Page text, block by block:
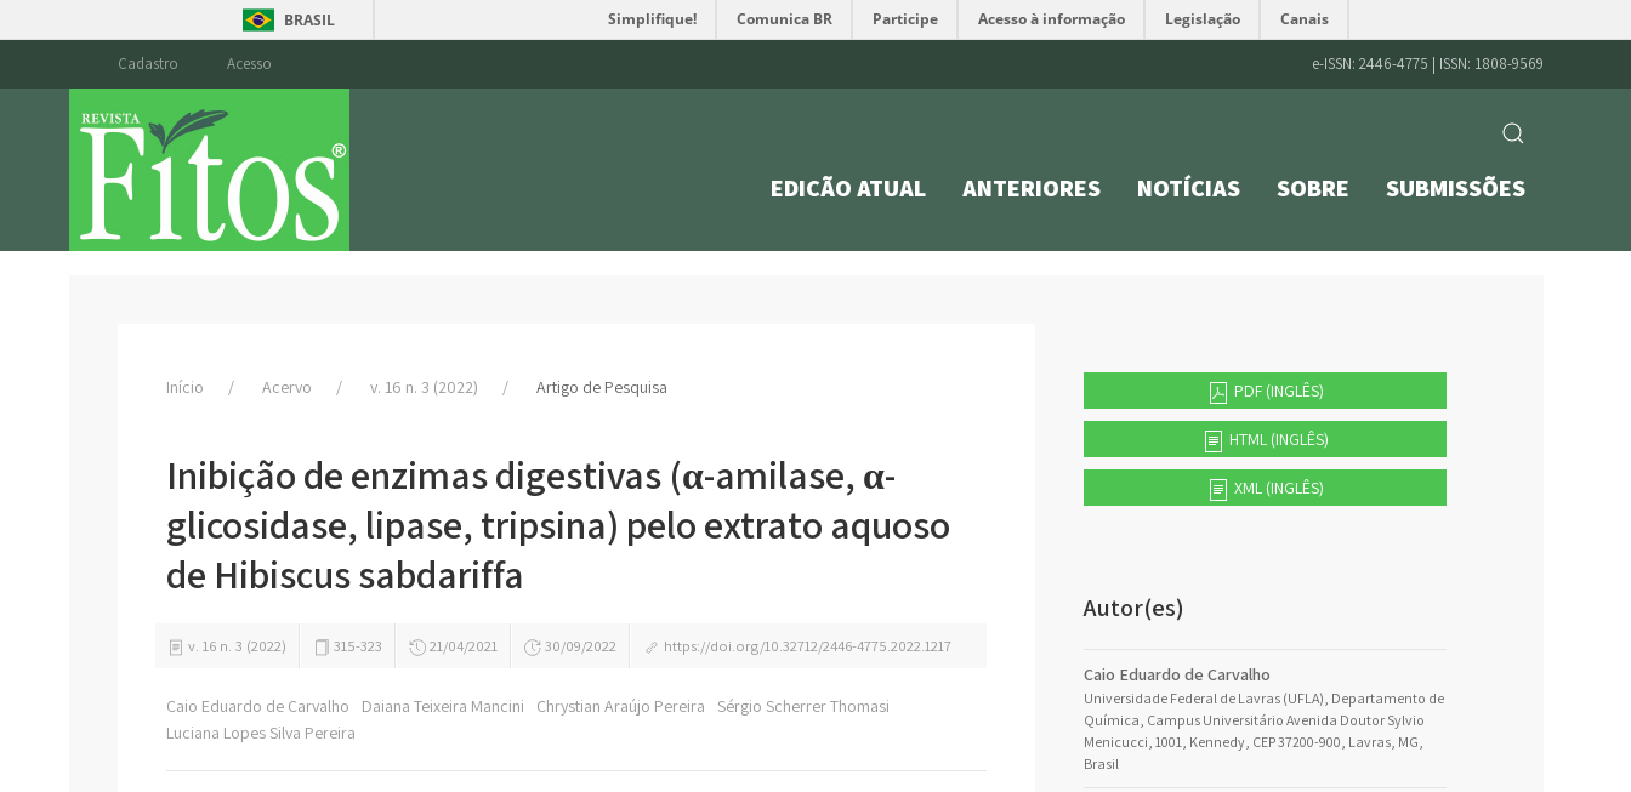
BRASIL Simplifique! Comunica BR Participe Acesso à informação Legislação Canais
Cadastro Acesso e-ISSN: 2446-4775 | ISSN: 1808-9569
EDIÇÃO ATUAL ANTERIORES NOTÍCIAS SOBRE SUBMISSÕES
Início Acervo v. 16 n. 3 (2022) Artigo de Pesquisa
Inibição de enzimas digestivas (α-amilase, α-
glicosidase, lipase, tripsina) pelo extrato aquoso
de Hibiscus sabdariffa
v. 16 n. 3 (2022) 315-323 21/04/2021 30/09/2022 https://doi.org/10.32712/2446-4775.2022.1217
Caio Eduardo de Carvalho Daiana Teixeira Mancini Chrystian Araújo Pereira
Sérgio Scherrer Thomasi
Luciana Lopes Silva Pereira
PDF (INGLÊS)
HTML (INGLÊS)
XML (INGLÊS)
Autor(es)
Caio Eduardo de Carvalho
Universidade Federal de Lavras (UFLA), Departamento de
Química, Campus Universitário Avenida Doutor Sylvio
Menicucci, 1001, Kennedy, CEP 37200-900, Lavras, MG,
Brasil